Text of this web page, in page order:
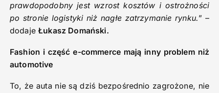
prawdopodobny jest wzrost kosztów i ostrożności
po stronie logistyki niż nagłe zatrzymanie rynku.” –
dodajeŁukasz Domański.
Fashion i część e-commerce mają inny problem niż
automotive
To, że auta nie są dziś bezpośrednio zagrożone, nie